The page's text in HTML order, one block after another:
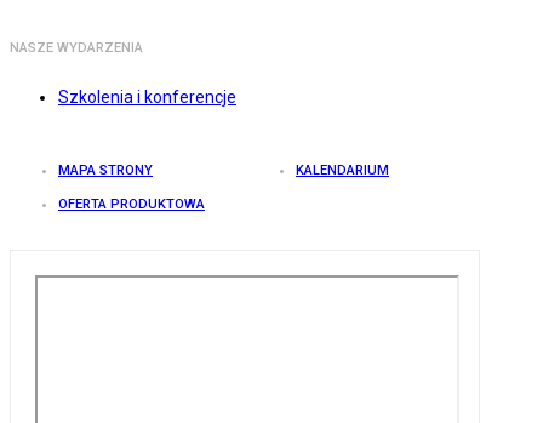
NASZE WYDARZENIA
Szkolenia i konferencje
MAPA STRONY KALENDARIUM
OFERTA PRODUKTOWA